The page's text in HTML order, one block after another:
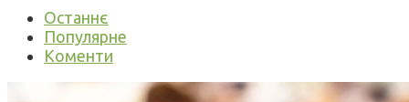
Останнє
Популярне
Коменти